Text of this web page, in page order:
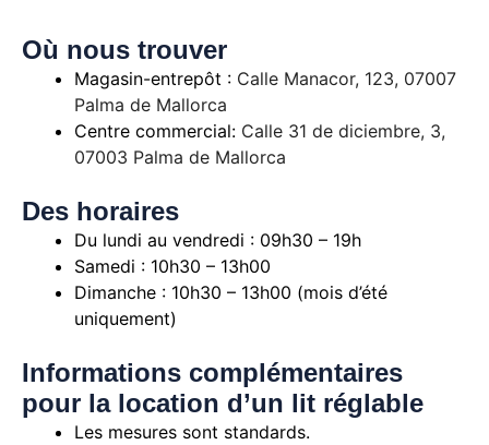
Où nous trouver
Magasin-entrepôt : Calle Manacor, 123, 07007
Palma de Mallorca
Centre commercial: Calle 31 de diciembre, 3,
07003 Palma de Mallorca
Des horaires
Du lundi au vendredi : 09h30 – 19h
Samedi : 10h30 – 13h00
Dimanche : 10h30 – 13h00 (mois d’été
uniquement)
Informations complémentaires
pour la location d’un lit réglable
Les mesures sont standards.